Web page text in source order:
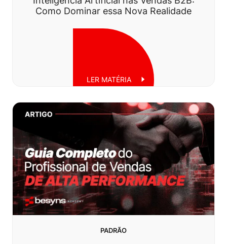
Como Dominar essa Nova Realidade
LER MATÉRIA
Segunda, 24 de fevereiro de 2025
PADRÃO